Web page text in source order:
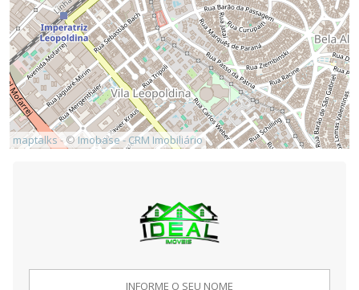
maptalks- ©Imobase - CRM Imobiliário